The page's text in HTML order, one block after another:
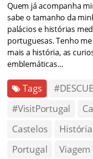
Quem já acompanha
sabe o tamanho da
palácios e histórias
portuguesas. Tenho
mais a história, as
emblemáticas…
Tags
#VisitPortugal
Castelos
História
Portugal